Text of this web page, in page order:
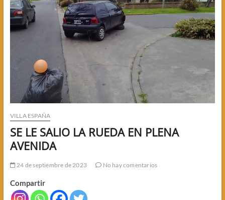
VILLA ESPAÑA
SE LE SALIO LA RUEDA EN PLENA
AVENIDA
24 de septiembre de 2023 No hay comentarios
Compartir